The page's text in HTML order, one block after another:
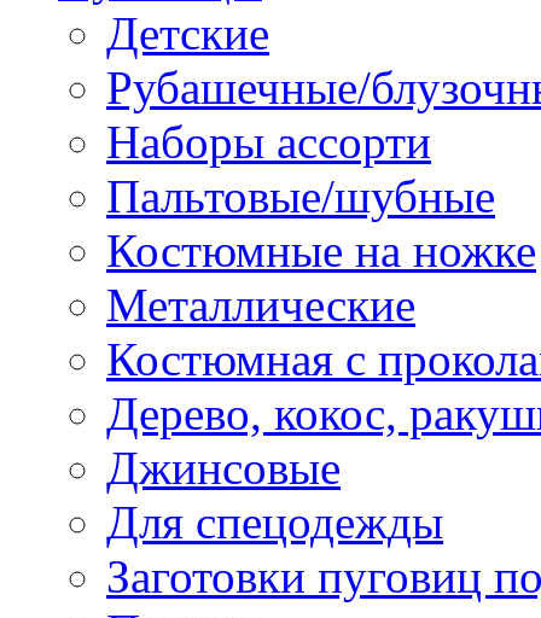
Детские
Рубашечные/
Наборы ассорти
Пальтовые/шубные
Костюмные на ножке
Металлические
Костюмная с
Дерево, кокос,
Джинсовые
Для спецодежды
Заготовки пуговиц